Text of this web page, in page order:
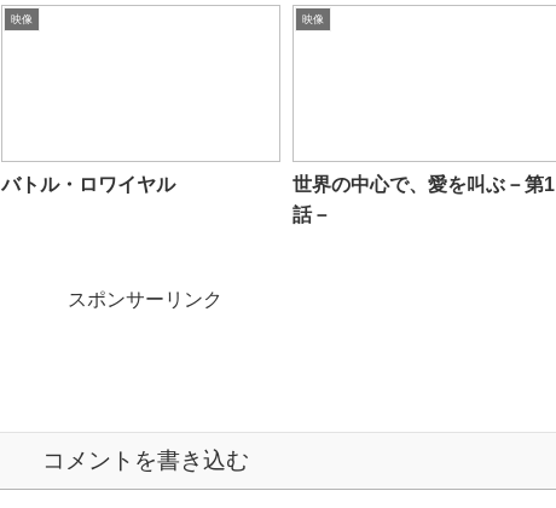
映像
バトル・ロワイヤル
映像
世界の中心で、愛を叫ぶ－第1
話－
スポンサーリンク
コメントを書き込む